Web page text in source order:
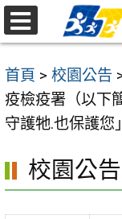
跳
至
要
內
容
首頁 > 校園公告
疫檢疫署（以下
守護牠.也保護您
校園公告
選
單